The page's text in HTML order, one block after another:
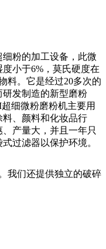
粉的加工设备，此微
小于6%，莫氏硬度在
料。它是经过20多次的
发制造的新型磨粉
细微粉磨粉机主要用
、颜料和化妆品行
产量大，并且一年只
过滤器以保护环境。
我们还提供独立的破碎